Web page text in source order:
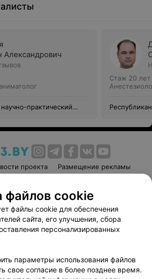
Александрович
практический
Стаж 20 лет
проекта
Размещение рекламы
соглашение
Способы оплаты
Вакансии
Партнеры
руководителю 103.by
персональных данных
файлов cookie
файлы cookie для обеспечения
сайта, его улучшения, сбора
персонализированных
параметры использования файлов
свое согласие в более позднее время.